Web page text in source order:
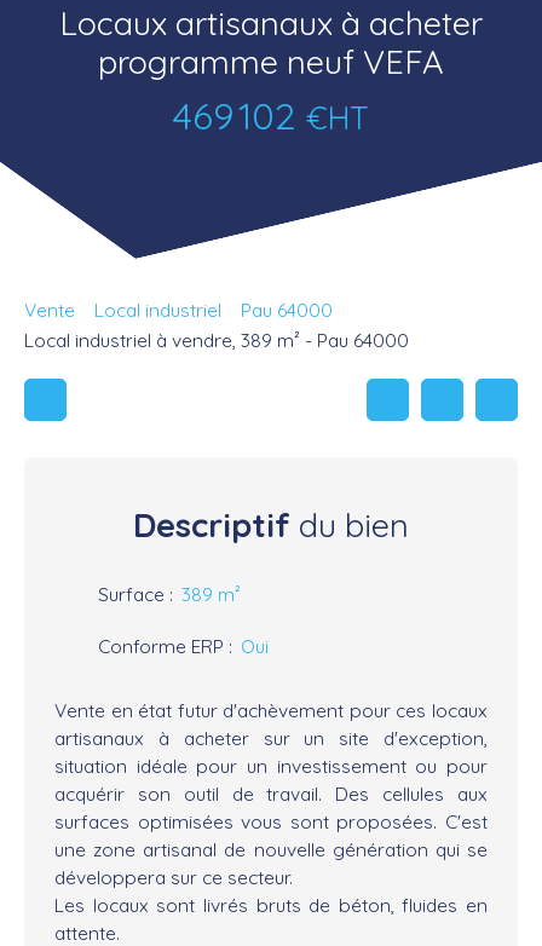
Locaux artisanaux à acheter
programme neuf VEFA
469 102 €HT
Vente Local industriel
Pau 64000
Local industriel à vendre, 389 m² - Pau 64000
Descriptif du bien
Surface : 389 m²
Conforme ERP : Oui
Vente en état futur d'achèvement pour ces locaux
artisanaux à acheter sur un site d'exception,
situation idéale pour un investissement ou pour
acquérir son outil de travail. Des cellules aux
surfaces optimisées vous sont proposées. C'est
une zone artisanal de nouvelle génération qui se
développera sur ce secteur.
Les locaux sont livrés bruts de béton, fluides en
attente.